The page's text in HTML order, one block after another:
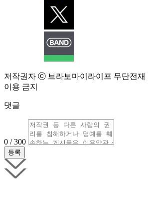
저작권자 ⓒ 브라보마이라이프 무단전재
이용 금지
댓글
0 / 300